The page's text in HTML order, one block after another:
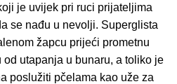
je uvijek pri ruci prijateljima
se nađu u nevolji. Superglista
žapcu prijeći prometnu
utapanja u bunaru, a toliko je
poslužiti pčelama kao uže za